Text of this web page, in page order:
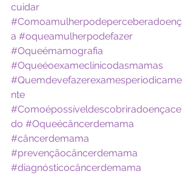
cuidar
#Comoamulherpodeperceberadoenç
a #oqueamulherpodefazer
#Oqueémamografia
#Oqueéoexameclínicodasmamas
#Quemdevefazerexamesperiodicame
nte
#Comoépossíveldescobriradoençace
do #Oqueécâncerdemama
#câncerdemama
#prevençãocâncerdemama
#diagnósticocâncerdemama